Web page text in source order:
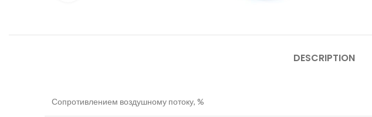
DESCRIPTION
Сопротивлением воздушному потоку, %